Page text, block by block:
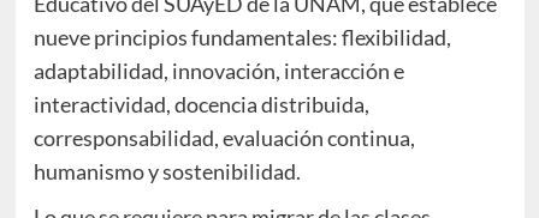
nueve principios fundamentales: flexibilidad,
adaptabilidad, innovación, interacción e
interactividad, docencia distribuida,
corresponsabilidad, evaluación continua,
humanismo y sostenibilidad.